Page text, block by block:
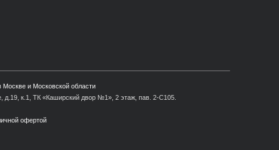
Москве и Московской области
к.1, ТК «Каширский двор №1», 2 этаж, пав. 2-С105.
офертой